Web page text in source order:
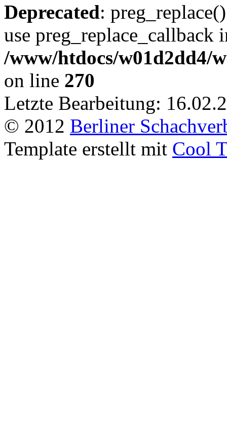
Deprecated:
use preg_replace_callback
/www/htdocs/w01d2dd4/
on line 270
Letzte Bearbeitung:
© 2012 Berliner
Template erstellt mit Cool